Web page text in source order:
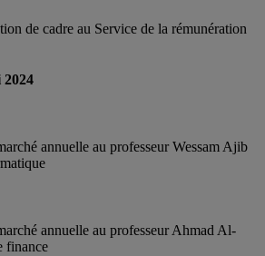
de cadre au Service de la rémunération
2024
annuelle au professeur Wessam Ajib
annuelle au professeur Ahmad Al-
finance